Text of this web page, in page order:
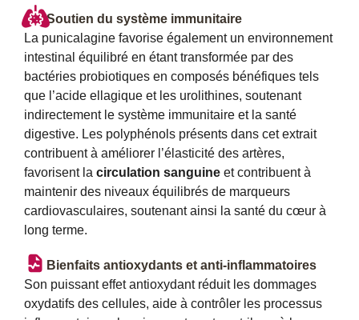
Soutien du système immunitaire
La punicalagine favorise également un environnement
intestinal équilibré en étant transformée par des
bactéries probiotiques en composés bénéfiques tels
que l’acide ellagique et les urolithines, soutenant
indirectement le système immunitaire et la santé
digestive. Les polyphénols présents dans cet extrait
contribuent à améliorer l’élasticité des artères,
favorisent la circulation sanguine et contribuent à
maintenir des niveaux équilibrés de marqueurs
cardiovasculaires, soutenant ainsi la santé du cœur à
long terme.
Bienfaits antioxydants et anti-inflammatoires
Son puissant effet antioxydant réduit les dommages
oxydatifs des cellules, aide à contrôler les processus